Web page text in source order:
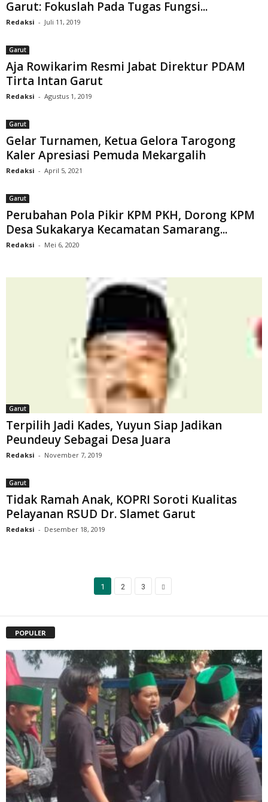
Garut: Fokuslah Pada Tugas Fungsi...
Redaksi - Juli 11, 2019
Garut
Aja Rowikarim Resmi Jabat Direktur PDAM
Tirta Intan Garut
Redaksi - Agustus 1, 2019
Garut
Gelar Turnamen, Ketua Gelora Tarogong
Kaler Apresiasi Pemuda Mekargalih
Redaksi - April 5, 2021
Garut
Perubahan Pola Pikir KPM PKH, Dorong KPM
Desa Sukakarya Kecamatan Samarang...
Redaksi - Mei 6, 2020
Garut
Terpilih Jadi Kades, Yuyun Siap Jadikan
Peundeuy Sebagai Desa Juara
Redaksi - November 7, 2019
Garut
Tidak Ramah Anak, KOPRI Soroti Kualitas
Pelayanan RSUD Dr. Slamet Garut
Redaksi - Desember 18, 2019
1 2 3
POPULER